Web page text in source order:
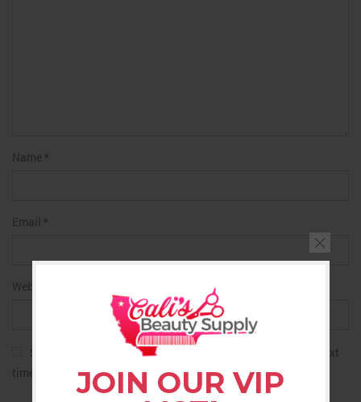
JOIN OUR VIP
Name *
Email *
Website
Save my name, email, and website in this browser for the next
time I comment.